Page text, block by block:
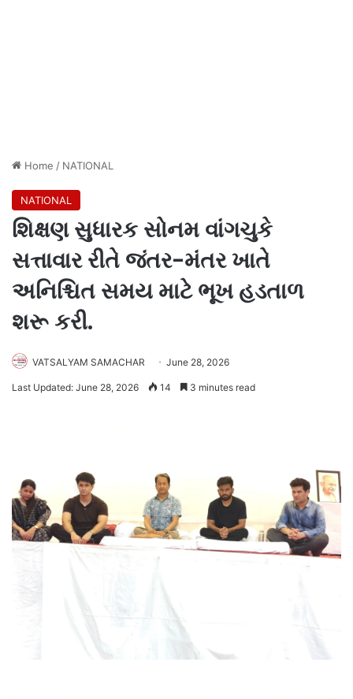
Home / NATIONAL
NATIONAL
શિક્ષણ સુધારક સોનમ વાંગચુકે
સત્તાવાર રીતે જંતર-મંતર ખાતે
અનિશ્ચિત સમય માટે ભૂખ હડતાળ
શરૂ કરી.
VATSALYAM SAMACHAR June 28, 2026
Last Updated: June 28, 2026 14 3 minutes read